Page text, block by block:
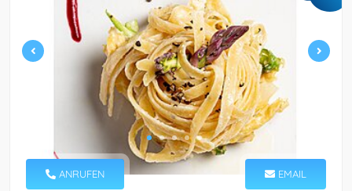
ANRUFEN EMAIL